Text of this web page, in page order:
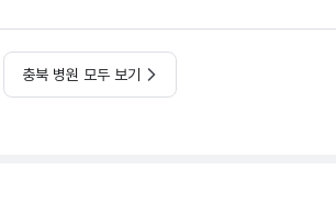
충북 병원 모두 보기